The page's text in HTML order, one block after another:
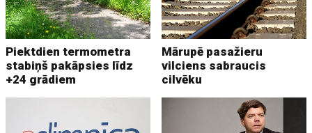
Piektdien termometra
stabiņš pakāpsies līdz
+24 grādiem
Mārupē pasažieru
vilciens sabraucis
cilvēku